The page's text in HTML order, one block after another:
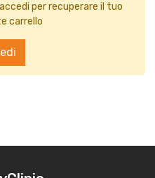
per recuperare il tuo
carrello